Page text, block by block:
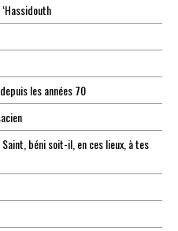
les années 70
béni soit-il, en ces lieux, à tes